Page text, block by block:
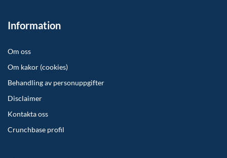
Information
Om oss
Om kakor (cookies)
Behandling av personuppgifter
Disclaimer
Kontakta oss
Crunchbase profil